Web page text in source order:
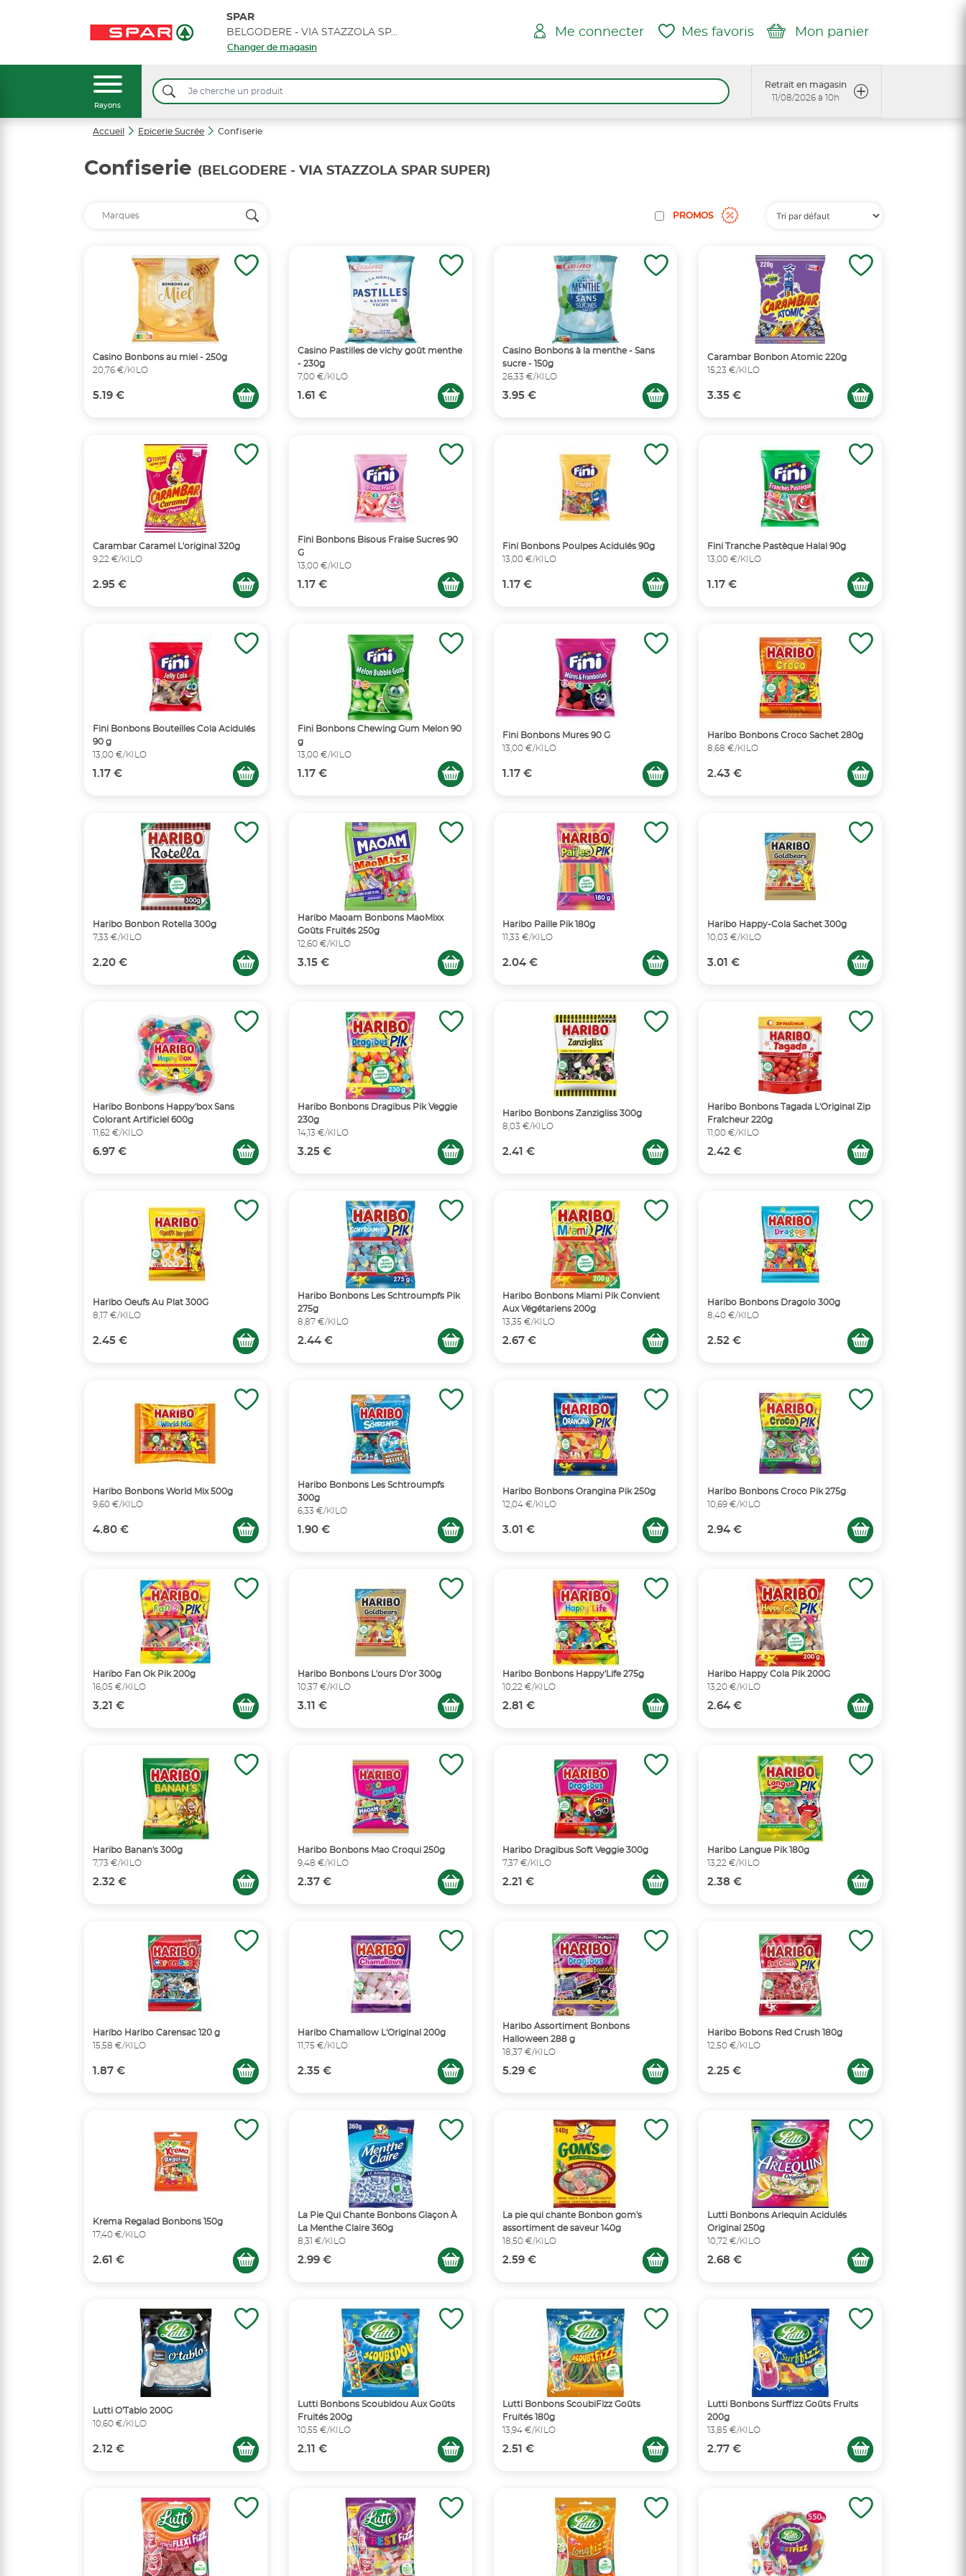
SPAR
BELGODERE - VIA STAZZOLA SPAR SUPER
Changer de magasin
Me connecter Mes favoris Mon panier
Rayons
Retrait en magasin
11/08/2026 à 10h
Accueil Epicerie Sucrée Confiserie
Confiserie (BELGODERE - VIA STAZZOLA SPAR SUPER)
PROMOS
Casino Bonbons au miel - 250g
20,76 €/KILO
5.19 €
Casino Pastilles de vichy goût menthe
- 230g
7,00 €/KILO
1.61 €
Casino Bonbons à la menthe - Sans
sucre - 150g
26,33 €/KILO
3.95 €
Carambar Bonbon Atomic 220g
15,23 €/KILO
3.35 €
Carambar Caramel L'original 320g
9,22 €/KILO
2.95 €
Fini Bonbons Bisous Fraise Sucres 90
G
13,00 €/KILO
1.17 €
Fini Bonbons Poulpes Acidulés 90g
13,00 €/KILO
1.17 €
Fini Tranche Pastèque Halal 90g
13,00 €/KILO
1.17 €
Fini Bonbons Bouteilles Cola Acidulés
90 g
13,00 €/KILO
1.17 €
Fini Bonbons Chewing Gum Melon 90
g
13,00 €/KILO
1.17 €
Fini Bonbons Mures 90 G
13,00 €/KILO
1.17 €
Haribo Bonbons Croco Sachet 280g
8,68 €/KILO
2.43 €
Haribo Bonbon Rotella 300g
7,33 €/KILO
2.20 €
Haribo Maoam Bonbons MaoMixx
Goûts Fruités 250g
12,60 €/KILO
3.15 €
Haribo Paille Pik 180g
11,33 €/KILO
2.04 €
Haribo Happy-Cola Sachet 300g
10,03 €/KILO
3.01 €
Haribo Bonbons Happy'box Sans
Colorant Artificiel 600g
11,62 €/KILO
6.97 €
Haribo Bonbons Dragibus Pik Veggie
230g
14,13 €/KILO
3.25 €
Haribo Bonbons Zanzigliss 300g
8,03 €/KILO
2.41 €
Haribo Bonbons Tagada L'Original Zip
Fraîcheur 220g
11,00 €/KILO
2.42 €
Haribo Oeufs Au Plat 300G
8,17 €/KILO
2.45 €
Haribo Bonbons Les Schtroumpfs Pik
275g
8,87 €/KILO
2.44 €
Haribo Bonbons Miami Pik Convient
Aux Végétariens 200g
13,35 €/KILO
2.67 €
Haribo Bonbons Dragolo 300g
8,40 €/KILO
2.52 €
Haribo Bonbons World Mix 500g
9,60 €/KILO
4.80 €
Haribo Bonbons Les Schtroumpfs
300g
6,33 €/KILO
1.90 €
Haribo Bonbons Orangina Pik 250g
12,04 €/KILO
3.01 €
Haribo Bonbons Croco Pik 275g
10,69 €/KILO
2.94 €
Haribo Fan Ok Pik 200g
16,05 €/KILO
3.21 €
Haribo Bonbons L'ours D'or 300g
10,37 €/KILO
3.11 €
Haribo Bonbons Happy'Life 275g
10,22 €/KILO
2.81 €
Haribo Happy Cola Pik 200G
13,20 €/KILO
2.64 €
Haribo Banan's 300g
7,73 €/KILO
2.32 €
Haribo Bonbons Mao Croqui 250g
9,48 €/KILO
2.37 €
Haribo Dragibus Soft Veggie 300g
7,37 €/KILO
2.21 €
Haribo Langue Pik 180g
13,22 €/KILO
2.38 €
Haribo Haribo Carensac 120 g
15,58 €/KILO
1.87 €
Haribo Chamallow L'Original 200g
11,75 €/KILO
2.35 €
Haribo Assortiment Bonbons
Halloween 288 g
18,37 €/KILO
5.29 €
Haribo Bobons Red Crush 180g
12,50 €/KILO
2.25 €
Krema Regalad Bonbons 150g
17,40 €/KILO
2.61 €
La Pie Qui Chante Bonbons Glaçon À
La Menthe Claire 360g
8,31 €/KILO
2.99 €
La pie qui chante Bonbon gom's
assortiment de saveur 140g
18,50 €/KILO
2.59 €
Lutti Bonbons Arlequin Acidulés
Original 250g
10,72 €/KILO
2.68 €
Lutti O'Tablo 200G
10,60 €/KILO
2.12 €
Lutti Bonbons Scoubidou Aux Goûts
Fruités 200g
10,55 €/KILO
2.11 €
Lutti Bonbons ScoubiFizz Goûts
Fruités 180g
13,94 €/KILO
2.51 €
Lutti Bonbons Surffizz Goûts Fruits
200g
13,85 €/KILO
2.77 €